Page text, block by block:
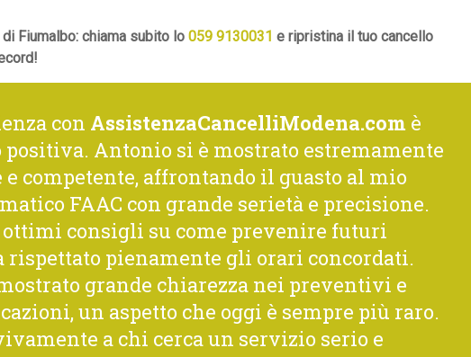
Fiumalbo: chiama subito lo 059 9130031 e ripristina il tuo cancello
con AssistenzaCancelliModena.com è
positiva. Antonio si è mostrato estremamente
competente, affrontando il guasto al mio
FAAC con grande serietà e precisione.
consigli su come prevenire futuri
rispettato pienamente gli orari concordati.
grande chiarezza nei preventivi e
un aspetto che oggi è sempre più raro.
a chi cerca un servizio serio e